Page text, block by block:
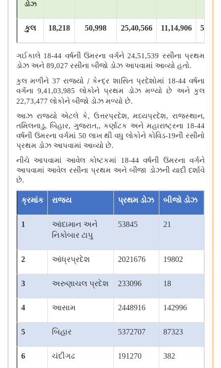
ડોઝ
કુલ 18,218 50,998 25,40,566 11,14,906
ગઈકાલે 18-44 વર્ષની ઉંમરના વર્ગને 24,51,539 રસીના પ્રથમ
ડોઝ અને 89,027 રસીના બીજો ડોઝ આપવામાં આવ્યો હતો.
કુલ મળીને 37 રાજ્યો /કેન્દ્ર શાસિત પ્રદેશોમાં 18-44 વર્ષના
વર્ગના9,41,03,985 લોકોને પ્રથમ ડોઝ મળ્યો છે અને કુલ
22,73,477 લોકોને બીજો ડોઝ મળ્યો છે.
આઝ રાજ્યો એટલે કે, ઉત્તરપ્રદેશ, મધ્યપ્રદેશ, રાજસ્થાન,
તમિલનાડુ, બિહાર, ગુજરાત,, કર્ણાટક અને મહારાષ્ટ્રના 18-44
વર્ષની ઉંમરના વર્ગમાં 50 લાખ થી વધુ લોકોને કોવિડ-19ની રસીનો
પ્રથમ ડોઝ આપવામાં આવ્યો છે.
નીચે આપવામાં આવેલ કોષ્ટકમાં 18-44 વર્ષની ઉંમરના વર્ગને
આપવામાં આવેલ રસીના પ્રથમ અને બીજા ડોઝની યાદી દર્શાવે
છે.
ક્રમાંક રાજ્ય પ્રથમ ડોઝ બીજો ડોઝ
1
આંદામાન અને
નિકોબાર ટાપુ
53845 21
2 આંધ્રપ્રદેશ 2021676 19802
3 અરુણાચલ પ્રદેશ 233096 18
4 આસામ 2448916 142996
5 બિહાર 5372707 87323
6 ચંદીગઢ 191270 382